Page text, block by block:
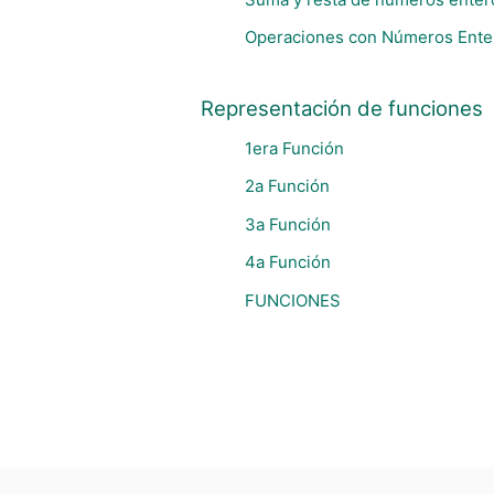
Operaciones con Números
Representación de funciones
1era Función
2a Función
3a Función
4a Función
FUNCIONES